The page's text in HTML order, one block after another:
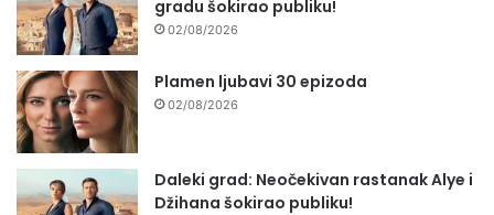
gradu šokirao publiku!
02/08/2026
Plamen ljubavi 30 epizoda
02/08/2026
Daleki grad: Neočekivan rastanak Alye i
Džihana šokirao publiku!